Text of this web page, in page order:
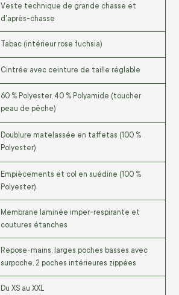
Veste technique de grande chasse et
d'après-chasse
Tabac (intérieur rose fuchsia)
Cintrée avec ceinture de taille réglable
60 % Polyester, 40 % Polyamide (toucher
peau de pêche)
Doublure matelassée en taffetas (100 %
Polyester)
Empiècements et col en suédine (100 %
Polyester)
Membrane laminée imper-respirante et
coutures étanches
Repose-mains, larges poches basses avec
surpoche, 2 poches intérieures zippées
Du XS au XXL